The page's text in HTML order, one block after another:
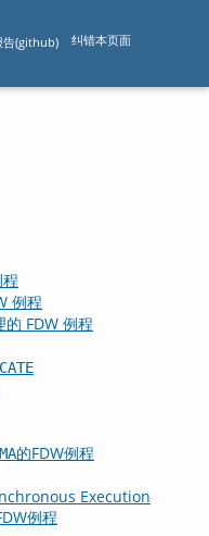
告(github) 纠错本页面
例程
FDW 例程
的FDW例程
Execution
例程